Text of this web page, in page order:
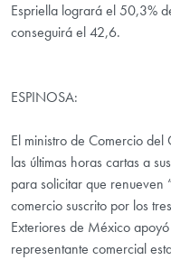
Espriella logrará el 50,3%
conseguirá el 42,6.
ESPINOSA:
El ministro de Comercio
las últimas horas cartas a
para solicitar que renueven
comercio suscrito por los
Exteriores de México
representante comercial